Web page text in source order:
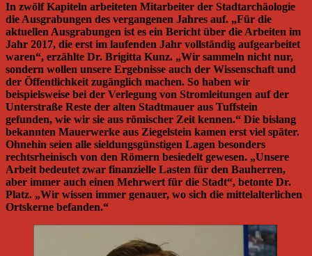
In zwölf Kapiteln arbeiteten Mitarbeiter der Stadtarchäologie
die Ausgrabungen des vergangenen Jahres auf. „Für die
aktuellen Ausgrabungen ist es ein Bericht über die Arbeiten im
Jahr 2017, die erst im laufenden Jahr vollständig aufgearbeitet
waren“, erzählte Dr. Brigitta Kunz. „Wir sammeln nicht nur,
sondern wollen unsere Ergebnisse auch der Wissenschaft und
der Öffentlichkeit zugänglich machen. So haben wir
beispielsweise bei der Verlegung von Stromleitungen auf der
Unterstraße Reste der alten Stadtmauer aus Tuffstein
gefunden, wie wir sie aus römischer Zeit kennen.“ Die bislang
bekannten Mauerwerke aus Ziegelstein kamen erst viel später.
Ohnehin seien alle sieldungsgünstigen Lagen besonders
rechtsrheinisch von den Römern besiedelt gewesen. „Unsere
Arbeit bedeutet zwar finanzielle Lasten für den Bauherren,
aber immer auch einen Mehrwert für die Stadt“, betonte Dr.
Platz. „Wir wissen immer genauer, wo sich die mittelalterlichen
Ortskerne befanden.“